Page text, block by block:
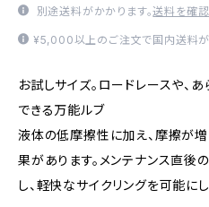
別途送料がかかります。送料を確認
¥5,000以上のご注文で国内送料が
お試しサイズ。ロードレースや、
できる万能ルブ
液体の低摩擦性に加え、摩擦が
果があります。メンテナンス直後
し、軽快なサイクリングを可能にし